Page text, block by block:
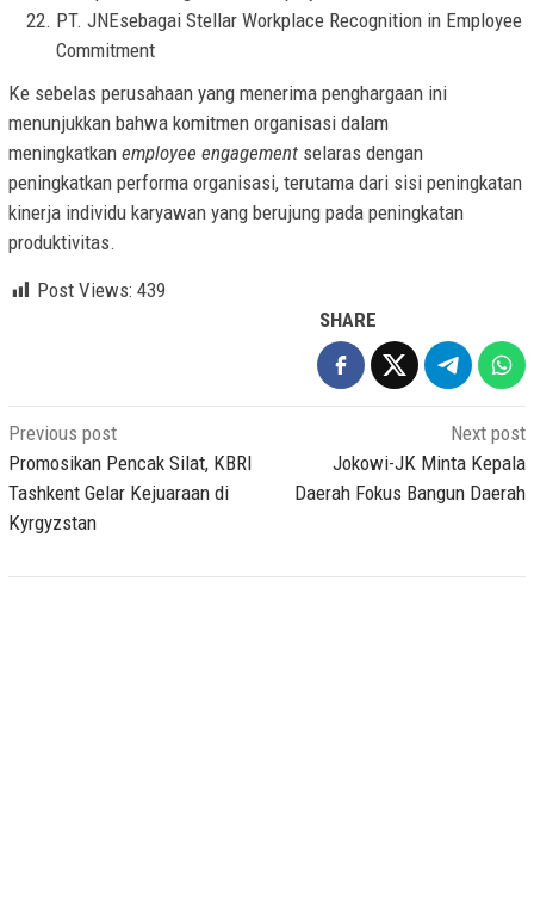
PT. JNEsebagai Stellar Workplace Recognition in Employee
Commitment
Ke sebelas perusahaan yang menerima penghargaan ini
menunjukkan bahwa komitmen organisasi dalam
meningkatkan employee engagement selaras dengan
peningkatkan performa organisasi, terutama dari sisi peningkatan
kinerja individu karyawan yang berujung pada peningkatan
produktivitas.
Post Views: 439
SHARE
Post
navigation
Previous post
Promosikan Pencak Silat, KBRI
Tashkent Gelar Kejuaraan di
Kyrgyzstan
Next post
Jokowi-JK Minta Kepala
Daerah Fokus Bangun Daerah